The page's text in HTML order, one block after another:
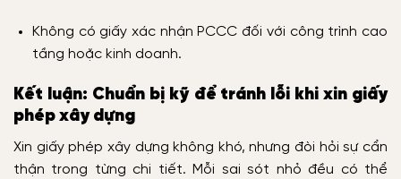
Không có giấy xác nhận PCCC đối với công trình cao
tầng hoặc kinh doanh.
Kết luận: Chuẩn bị kỹ để tránh lỗi khi xin giấy
phép xây dựng
Xin giấy phép xây dựng không khó, nhưng đòi hỏi sự cẩn
thận trong từng chi tiết. Mỗi sai sót nhỏ đều có thể